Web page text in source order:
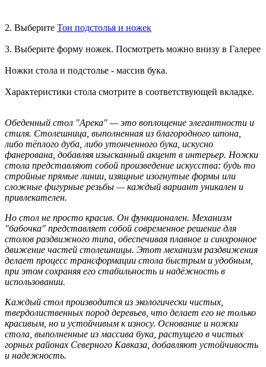
2. Выберите Тон подстолья и ножек
3. Выберите форму ножек. Посмотреть можно внизу в Галерее
Ножки стола и подстолье - массив бука.
Характеристики стола смотрите в соответствующей вкладке.
Обеденный стол "Арека" — это воплощение элегантности и
стиля. Столешница, выполненная из благородного шпона,
либо тёплого дуба, либо утонченного бука, искусно
фанерована, добавляя изысканный акцент в интерьер. Ножки
стола представляют собой произведение искусства: будь то
стройные прямые линии, изящные изогнутые формы или
сложные фигурные резьбы — каждый вариант уникален и
привлекателен.
Но стол не просто красив. Он функционален. Механизм
"бабочка" представляет собой современное решение для
столов раздвижного типа, обеспечивая плавное и синхронное
движение частей столешницы. Этот механизм раздвижения
делает процесс трансформации стола быстрым и удобным,
при этом сохраняя его стабильность и надёжность в
использовании.
Каждый стол производится из экологически чистых,
твердолиственных пород деревьев, что делает его не только
красивым, но и устойчивым к износу. Основание и ножки
стола, выполненные из массива бука, растущего в чистых
горных районах Северного Кавказа, добавляют устойчивость
и надежность.